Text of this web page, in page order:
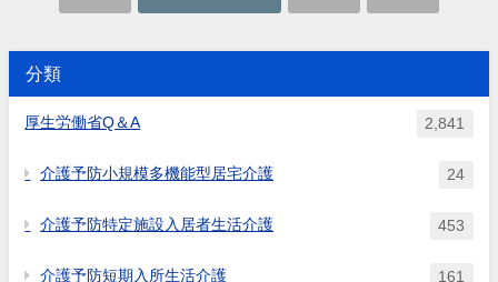
分類
厚生労働省Q＆A 2,841
介護予防小規模多機能型居宅介護 24
介護予防特定施設入居者生活介護 453
介護予防短期入所生活介護 161